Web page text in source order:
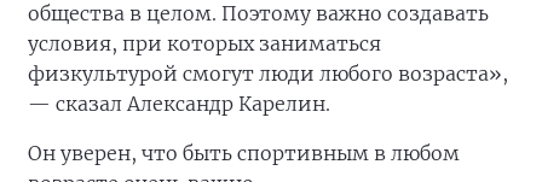
общества в целом. Поэтому важно создавать
условия, при которых заниматься
физкультурой смогут люди любого возраста»,
— сказал Александр Карелин.
Он уверен, что быть спортивным в любом